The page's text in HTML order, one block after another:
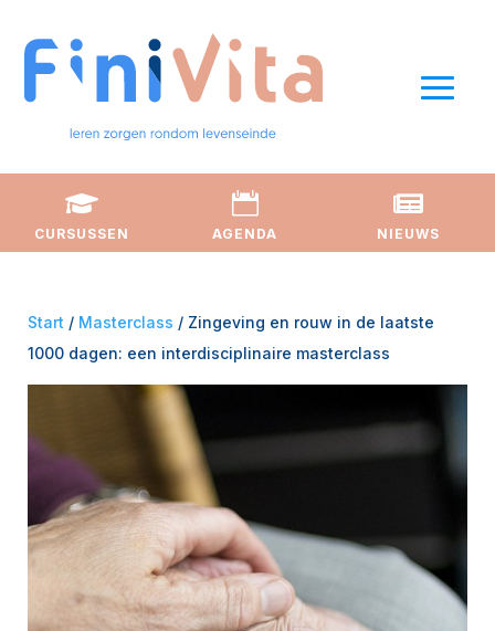

CURSUSSEN

AGENDA

NIEUWS
Start / Masterclass / Zingeving en rouw in de laatste
1000 dagen: een interdisciplinaire masterclass